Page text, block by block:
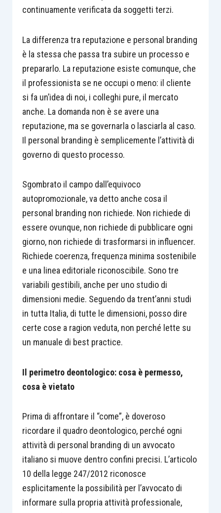
continuamente verificata da soggetti terzi.
La differenza tra reputazione e personal branding
è la stessa che passa tra subire un processo e
prepararlo. La reputazione esiste comunque, che
il professionista se ne occupi o meno: il cliente
si fa un’idea di noi, i colleghi pure, il mercato
anche. La domanda non è se avere una
reputazione, ma se governarla o lasciarla al caso.
Il personal branding è semplicemente l’attività di
governo di questo processo.
Sgombrato il campo dall’equivoco
autopromozionale, va detto anche cosa il
personal branding non richiede. Non richiede di
essere ovunque, non richiede di pubblicare ogni
giorno, non richiede di trasformarsi in influencer.
Richiede coerenza, frequenza minima sostenibile
e una linea editoriale riconoscibile. Sono tre
variabili gestibili, anche per uno studio di
dimensioni medie. Seguendo da trent’anni studi
in tutta Italia, di tutte le dimensioni, posso dire
certe cose a ragion veduta, non perché lette su
un manuale di best practice.
Il perimetro deontologico: cosa è permesso,
cosa è vietato
Prima di affrontare il “come”, è doveroso
ricordare il quadro deontologico, perché ogni
attività di personal branding di un avvocato
italiano si muove dentro confini precisi. L’articolo
10 della legge 247/2012 riconosce
esplicitamente la possibilità per l’avvocato di
informare sulla propria attività professionale,